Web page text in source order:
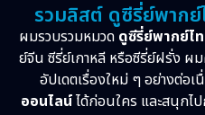
รวมลิสต์ ดูซีรี่ย์พาก
ผมรวบรวมหมวด ดูซีรี่ย์พากย์ไ
ย์จีน ซีรี่ย์เกาหลี หรือซีรี่ย์ฝรั่ง ผ
อัปเดตเรื่องใหม่ ๆ อย่างต่อ
ออนไลน์ได้ก่อนใคร และสนุกไ